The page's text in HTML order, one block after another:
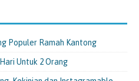
Populer Ramah Kantong
Untuk 2 Orang